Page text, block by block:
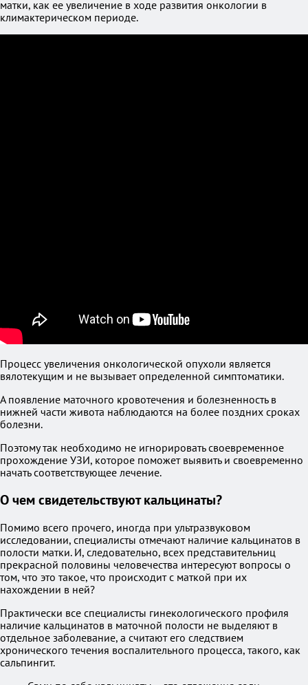
матки, как ее увеличение в ходе развития онкологии в
климактерическом периоде.
Процесс увеличения онкологической опухоли является
вялотекущим и не вызывает определенной симптоматики.
А появление маточного кровотечения и болезненность в
нижней части живота наблюдаются на более поздних сроках
болезни.
Поэтому так необходимо не игнорировать своевременное
прохождение УЗИ, которое поможет выявить и своевременно
начать соответствующее лечение.
О чем свидетельствуют кальцинаты?
Помимо всего прочего, иногда при ультразвуковом
исследовании, специалисты отмечают наличие кальцинатов в
полости матки. И, следовательно, всех представительниц
прекрасной половины человечества интересуют вопросы о
том, что это такое, что происходит с маткой при их
нахождении в ней?
Практически все специалисты гинекологического профиля
наличие кальцинатов в маточной полости не выделяют в
отдельное заболевание, а считают его следствием
хронического течения воспалительного процесса, такого, как
сальпингит.